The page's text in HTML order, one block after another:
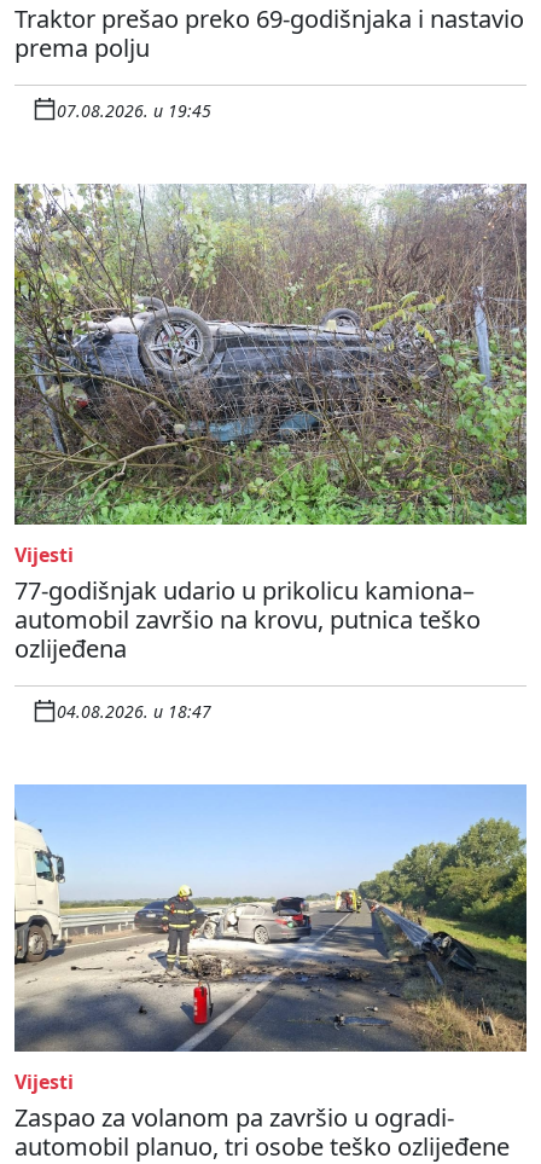
Traktor prešao preko 69-godišnjaka i nastavio
prema polju
07.08.2026. u 19:45
Vijesti
77-godišnjak udario u prikolicu kamiona–
automobil završio na krovu, putnica teško
ozlijeđena
04.08.2026. u 18:47
Vijesti
Zaspao za volanom pa završio u ogradi-
automobil planuo, tri osobe teško ozlijeđene